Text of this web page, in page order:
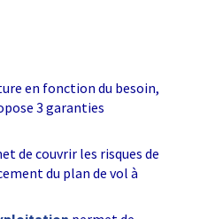
en fonction du besoin,
3 garanties
de couvrir les risques de
du plan de vol à